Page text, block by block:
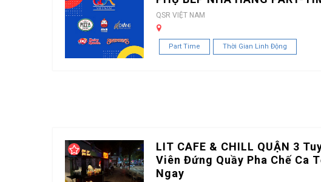
QSR VIỆT NAM
Part Time Thời Gian Linh Động
LIT CAFE & CHILL QUẬN 3
Viên Đứng Quầy Pha Chế Ca
Ngay